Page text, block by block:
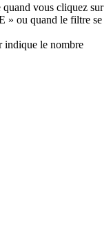
quand vous cliquez sur
ou quand le filtre se
indique le nombre